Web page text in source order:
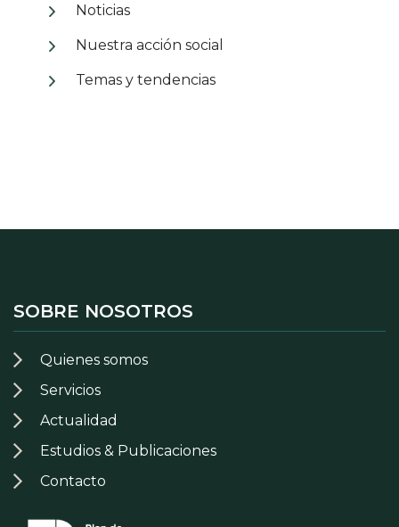
Noticias
Nuestra acción social
Temas y tendencias
SOBRE NOSOTROS
Quienes somos
Servicios
Actualidad
Estudios & Publicaciones
Contacto